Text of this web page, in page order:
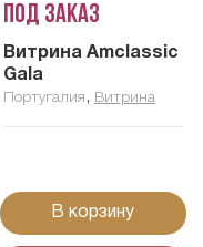
Под заказ
Витрина Amclassic
Gala
Португалия , Витрина
В корзину